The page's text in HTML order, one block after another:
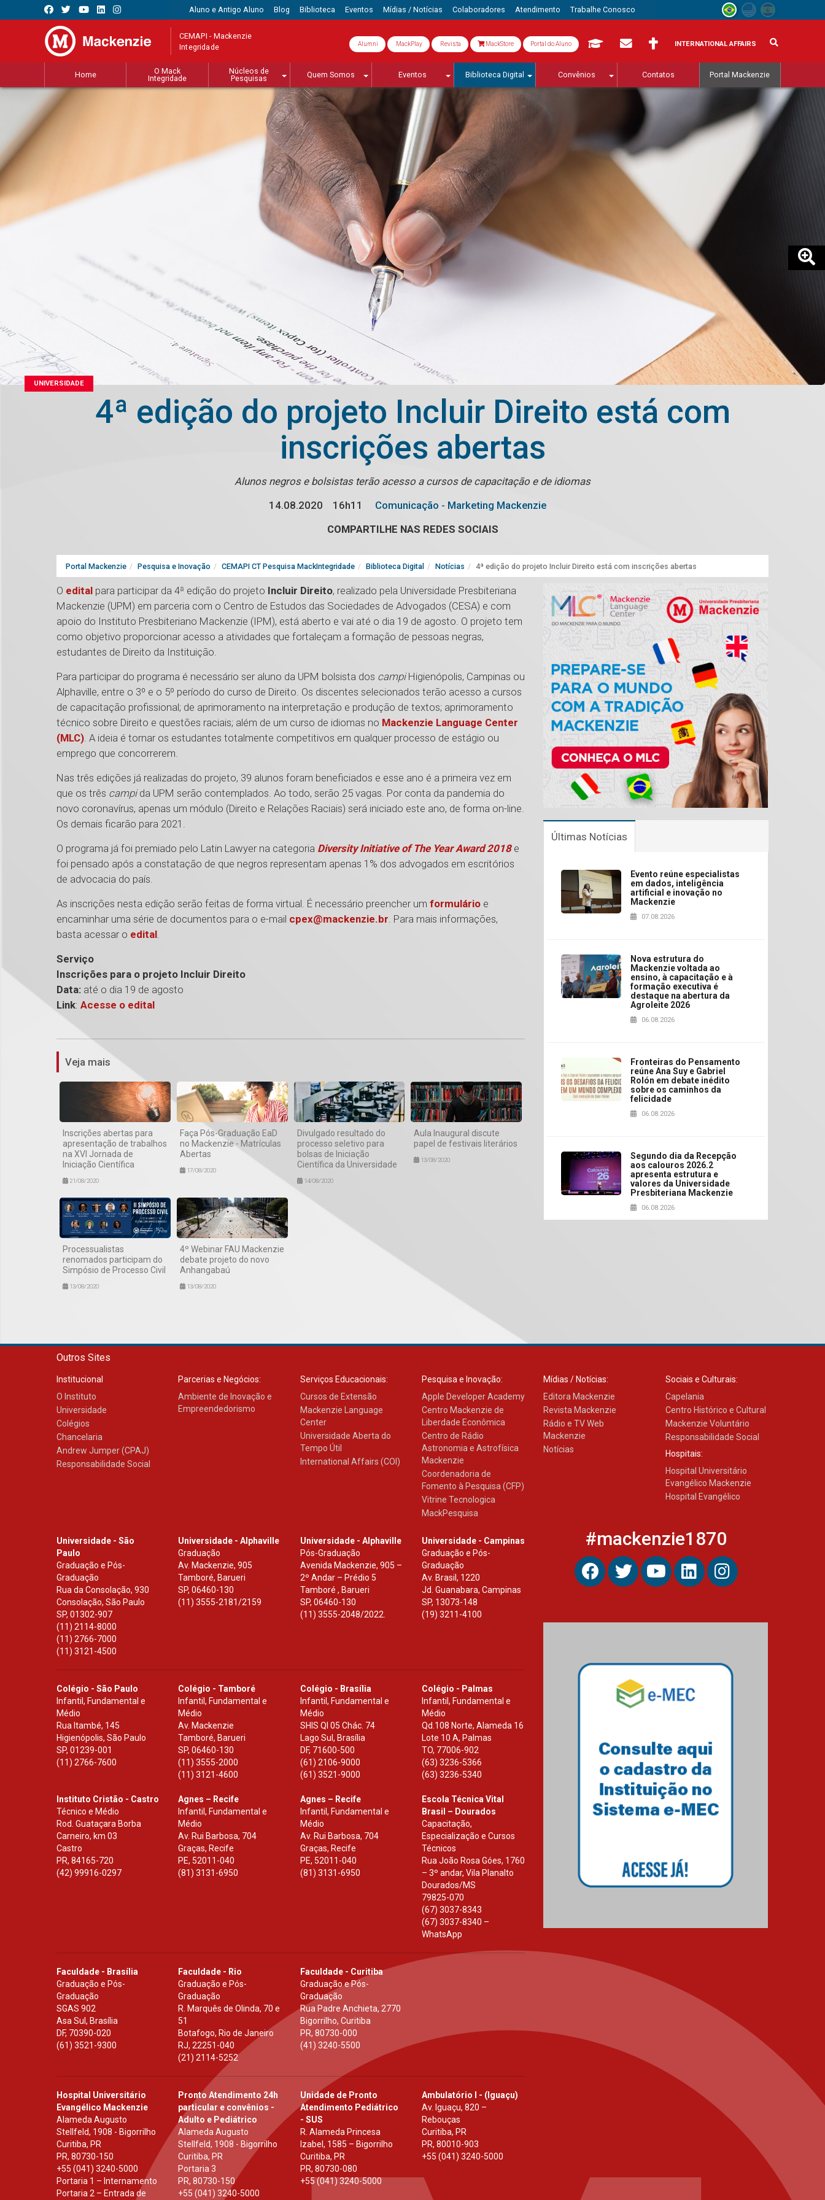
Aluno e Antigo Aluno Blog Biblioteca Eventos Mídias / Notícias Colaboradores Atendimento Trabalhe Conosco
CEMAPI - Mackenzie
Integridade Alumni MackPlay Revista MackStore Portal do Aluno INTERNATIONAL AFFAIRS
Home
O Mack
Integridade
Núcleos de
Pesquisas
Quem Somos Eventos Biblioteca Digital Convênios Contatos Portal Mackenzie
UNIVERSIDADE
4ª edição do projeto Incluir Direito está com
inscrições abertas
Alunos negros e bolsistas terão acesso a cursos de capacitação e de idiomas
14.08.2020
16h11
Comunicação - Marketing Mackenzie
COMPARTILHE NAS REDES SOCIAIS
Portal Mackenzie Pesquisa e Inovação CEMAPI CT Pesquisa MackIntegridade Biblioteca Digital Notícias 4ª edição do projeto Incluir Direito está com inscrições abertas
O edital para participar da 4ª edição do projeto Incluir Direito, realizado pela Universidade Presbiteriana
Mackenzie (UPM) em parceria com o Centro de Estudos das Sociedades de Advogados (CESA) e com
apoio do Instituto Presbiteriano Mackenzie (IPM), está aberto e vai até o dia 19 de agosto. O projeto tem
como objetivo proporcionar acesso a atividades que fortaleçam a formação de pessoas negras,
estudantes de Direito da Instituição.
Para participar do programa é necessário ser aluno da UPM bolsista dos campiHigienópolis, Campinas ou
Alphaville, entre o 3º e o 5º período do curso de Direito. Os discentes selecionados terão acesso a cursos
de capacitação profissional; de aprimoramento na interpretação e produção de textos; aprimoramento
técnico sobre Direito e questões raciais; além de um curso de idiomas no Mackenzie Language Center
(MLC). A ideia é tornar os estudantes totalmente competitivos em qualquer processo de estágio ou
emprego que concorrerem.
Nas três edições já realizadas do projeto, 39 alunos foram beneficiados e esse ano é a primeira vez em
que os três campida UPM serão contemplados. Ao todo, serão 25 vagas. Por conta da pandemia do
novo coronavírus, apenas um módulo (Direito e Relações Raciais) será iniciado este ano, de forma on-line.
Os demais ficarão para 2021.
O programa já foi premiado pelo Latin Lawyer na categoria Diversity Initiative of The Year Award 2018e
foi pensado após a constatação de que negros representam apenas 1% dos advogados em escritórios
de advocacia do país.
As inscrições nesta edição serão feitas de forma virtual. É necessário preencher um formulário e
encaminhar uma série de documentos para o e-mail cpex@mackenzie.br. Para mais informações,
basta acessar o edital.
Serviço
Inscrições para o projeto Incluir Direito
Data: até o dia 19 de agosto
Link: Acesse o edital
Veja mais
Inscrições abertas para
apresentação de trabalhos
na XVI Jornada de
Iniciação Científica
21/08/2020
Faça Pós-Graduação EaD
no Mackenzie - Matrículas
Abertas
17/08/2020
Divulgado resultado do
processo seletivo para
bolsas de Iniciação
Científica da Universidade
14/08/2020
Aula Inaugural discute
papel de festivais literários
13/08/2020
Processualistas
renomados participam do
Simpósio de Processo Civil
13/08/2020
4º Webinar FAU Mackenzie
debate projeto do novo
Anhangabaú
13/08/2020
Últimas Notícias
Evento reúne especialistas
em dados, inteligência
artificial e inovação no
Mackenzie
07.08.2026
Nova estrutura do
Mackenzie voltada ao
ensino, à capacitação e à
formação executiva é
destaque na abertura da
Agroleite 2026
06.08.2026
Fronteiras do Pensamento
reúne Ana Suy e Gabriel
Rolón em debate inédito
sobre os caminhos da
felicidade
06.08.2026
Segundo dia da Recepção
aos calouros 2026.2
apresenta estrutura e
valores da Universidade
Presbiteriana Mackenzie
06.08.2026
realizará nova edição da
Seminário discute desafios
das novas tecnologias em
sistemas solares
residenciais
04.08.2026
Mackenzie recepciona os
calouros do segundo
Como o Colégio Mackenzie
Brasília prepara seus
estudantes para o PAS antes
na educação dos filhos além
04.08.2026
Outros Sites
Institucional
O Instituto
Universidade
Colégios
Chancelaria
Andrew Jumper (CPAJ)
Responsabilidade Social
Parcerias e Negócios:
Ambiente de Inovação e
Empreendedorismo
Serviços Educacionais:
Cursos de Extensão
Mackenzie Language
Center
Universidade Aberta do
Tempo Útil
International Affairs (COI)
Pesquisa e Inovação:
Apple Developer Academy
Centro Mackenzie de
Liberdade Econômica
Centro de Rádio
Astronomia e Astrofísica
Mackenzie
Coordenadoria de
Fomento à Pesquisa (CFP)
Vitrine Tecnologica
MackPesquisa
Mídias / Notícias:
Editora Mackenzie
Revista Mackenzie
Rádio e TV Web
Mackenzie
Notícias
Sociais e Culturais:
Capelania
Centro Histórico e Cultural
Mackenzie Voluntário
Responsabilidade Social
Hospitais:
Hospital Universitário
Evangélico Mackenzie
Hospital Evangélico
Universidade - São
Paulo
Graduação e Pós-
Graduação
Rua da Consolação, 930
Consolação, São Paulo
SP, 01302-907
(11) 2114-8000
(11) 2766-7000
(11) 3121-4500
Universidade - Alphaville
Graduação
Av. Mackenzie, 905
Tamboré, Barueri
SP,06460-130
(11) 3555-2181/2159
Universidade - Alphaville
Pós-Graduação
Avenida Mackenzie, 905 –
2º Andar – Prédio 5
Tamboré , Barueri
SP, 06460-130
(11) 3555-2048/2022.
Universidade - Campinas
Graduação e Pós-
Graduação
Av. Brasil, 1220
Jd. Guanabara, Campinas
SP, 13073-148
(19) 3211-4100
Colégio - São Paulo
Infantil, Fundamental e
Médio
Rua Itambé, 145
Higienópolis, São Paulo
SP, 01239-001
(11) 2766-7600
Colégio - Tamboré
Infantil, Fundamental e
Médio
Av. Mackenzie
Tamboré, Barueri
SP,06460-130
(11) 3555-2000
(11) 3121-4600
Colégio - Brasília
Infantil, Fundamental e
Médio
SHIS Ql 05 Chác. 74
Lago Sul, Brasília
DF, 71600-500
(61) 2106-9000
(61) 3521-9000
Colégio - Palmas
Infantil, Fundamental e
Médio
Qd.108 Norte, Alameda 16
Lote 10 A, Palmas
TO, 77006-902
(63) 3236-5366
(63) 3236-5340
Instituto Cristão - Castro
Técnico e Médio
Rod. Guataçara Borba
Carneiro, km 03
Castro
PR, 84165-720
(42) 99916-0297
Agnes – Recife
Infantil, Fundamental e
Médio
Av. Rui Barbosa, 704
Graças, Recife
PE, 52011-040
(81) 3131-6950
Agnes – Recife
Infantil, Fundamental e
Médio
Av. Rui Barbosa, 704
Graças, Recife
PE, 52011-040
(81) 3131-6950
Escola Técnica Vital
Brasil – Dourados
Capacitação,
Especialização e Cursos
Técnicos
Rua João Rosa Góes, 1760
– 3º andar, Vila Planalto
Dourados/MS
79825-070
(67) 3037-8343
(67) 3037-8340 –
WhatsApp
Faculdade - Brasília
Graduação e Pós-
Graduação
SGAS 902
Asa Sul, Brasília
DF, 70390-020
(61) 3521-9300
Faculdade - Rio
Graduação e Pós-
Graduação
R. Marquês de Olinda, 70 e
51
Botafogo, Rio de Janeiro
RJ,22251-040
(21) 2114-5252
Faculdade - Curitiba
Graduação e Pós-
Graduação
Rua Padre Anchieta, 2770
Bigorrilho, Curitiba
PR, 80730-000
(41) 3240-5500
Hospital Universitário
Evangélico Mackenzie
Alameda Augusto
Stellfeld, 1908 - Bigorrilho
Curitiba, PR
PR, 80730-150
+55 (041) 3240-5000
Portaria 1 – Internamento
Portaria 2 – Entrada de
Pronto Atendimento 24h
particular e convênios -
Adulto e Pediátrico
Alameda Augusto
Stellfeld, 1908 - Bigorrilho
Curitiba, PR
Portaria 3
PR,80730-150
+55 (041) 3240-5000
Unidade de Pronto
Atendimento Pediátrico
- SUS
R. Alameda Princesa
Izabel, 1585 – Bigorrilho
Curitiba, PR
PR, 80730-080
+55 (041) 3240-5000
Ambulatório I - (Iguaçu)
Av. Iguaçu, 820 –
Rebouças
Curitiba, PR
PR, 80010-903
+55 (041) 3240-5000
#mackenzie1870